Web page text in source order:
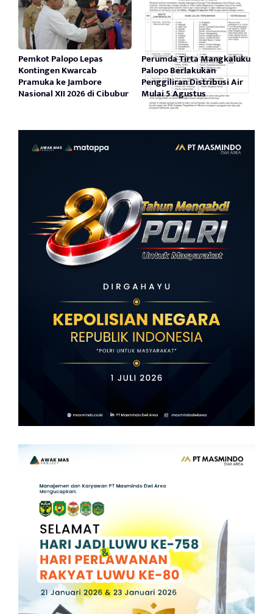
Pemkot Palopo Lepas
Kontingen Kwarcab
Pramuka ke Jambore
Nasional XII 2026 di Cibubur
Perumda Tirta Mangkaluku
Palopo Berlakukan
Penggiliran Distribusi Air
Mulai 5 Agustus